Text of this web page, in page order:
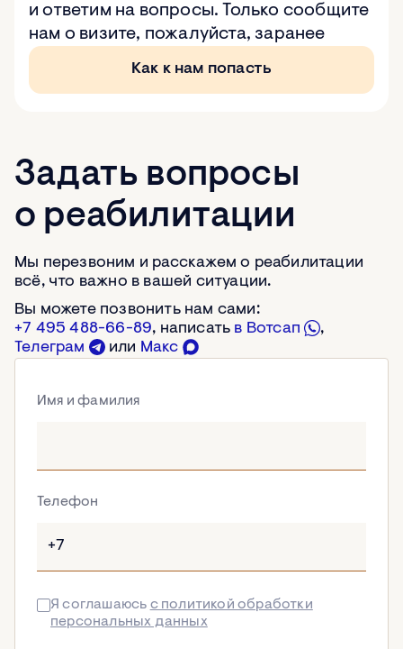
и ответим на вопросы. Только сообщите
нам о визите, пожалуйста, заранее
Как к нам попасть
Задать вопросы
о реабилитации
Имя и фамилия
Телефон
Я соглашаюсь с политикой обработки
персональных данных
Мы перезвоним и расскажем о реабилитации
всё, что важно в вашей ситуации.
Вы можете позвонить нам сами:
+7 495 488-66-89, написать в Вотсап
,
Телеграм
или Макс